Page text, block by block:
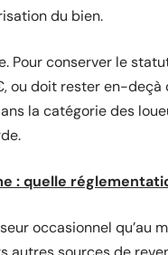
du bien.
Pour conserver le
doit rester en-deçà
la catégorie des
: quelle
occasionnel